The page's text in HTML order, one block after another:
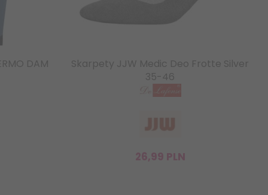
DAM
Skarpety JJW Medic Deo Frotte Silver
35-46
26,99 PLN